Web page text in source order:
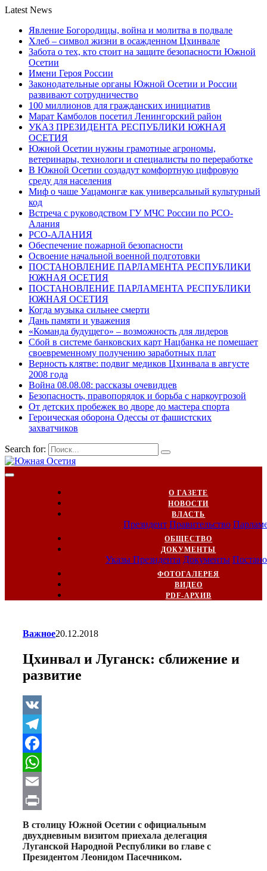
Latest News
Явление Богородицы, война и молитва в подвале
Хлеб – символ жизни в осажденном Цхинвале
Забота о тех, кто стоит на защите безопасности Южной
Осетии
Имени Героя России
Законодательные органы Южной Осетии и России
развивают сотрудничество
100 миллионов для гражданских инициатив
Марат Камболов посетил Ленингорский район
УКАЗ ПРЕЗИДЕНТА РЕСПУБЛИКИ ЮЖНАЯ
ОСЕТИЯ
Южной Осетии нужны грамотные агрономы,
ветеринары, технологи и специалисты по переработке
В Южной Осетии создадут комфортную цифровую
среду для населения
Миф о чаше Уацамонгæ как универсальный культурный
код
Встреча с руководством ГУ МЧС России по РСО-
Алания
РСО-АЛАНИЯ
Обеспечение пожарной безопасности
Освоение начальной военной подготовки
ПОСТАНОВЛЕНИЕ ПАРЛАМЕНТА РЕСПУБЛИКИ
ЮЖНАЯ ОСЕТИЯ
ПОСТАНОВЛЕНИЕ ПАРЛАМЕНТА РЕСПУБЛИКИ
ЮЖНАЯ ОСЕТИЯ
Когда музыка сильнее смерти
Дань памяти и уважения
«Команда будущего» – возможность для лидеров
Сбой в системе банковских карт Нацбанка не помешает
своевременному получению заработных плат
Верность клятве: подвиг медиков Цхинвала в августе
2008 года
Война 08.08.08: рассказы очевидцев
Безопасность, правопорядок и борьба с наркоугрозой
От детских пробежек во дворе до мастера спорта
Героическая оборона Одессы от фашистских
захватчиков
Search for:
О ГАЗЕТЕ
НОВОСТИ
ВЛАСТЬ
Президент Правительство
ОБЩЕСТВО
ДОКУМЕНТЫ
Указы Президента Документы
ФОТОГАЛЕРЕЯ
ВИДЕО
PDF-АРХИВ
Важное20.12.2018
Цхинвал и Луганск: сближение и
развитие
VK
Telegram
Facebook
WhatsApp
Email
Print
В столицу Южной Осетии с официальным
двухдневным визитом приехала делегация
Луганской Народной Республики во главе с
Президентом Леонидом Пасечником.